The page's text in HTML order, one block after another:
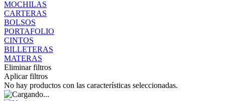
MOCHILAS
CARTERAS
BOLSOS
PORTAFOLIO
CINTOS
BILLETERAS
MATERAS
Eliminar filtros
Aplicar filtros
No hay productos con las características seleccionadas.